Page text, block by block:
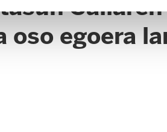
Sailaren
oso egoera